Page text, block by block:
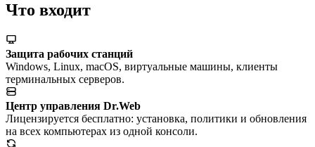
Что входит
Защита рабочих станций
Windows, Linux, macOS, виртуальные машины, клиенты
терминальных серверов.
Центр управления Dr.Web
Лицензируется бесплатно: установка, политики и обновления
на всех компьютерах из одной консоли.